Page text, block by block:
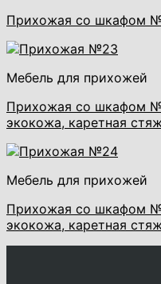
Прихожая со шкафом
Мебель для прихожей
Прихожая со шкафом
экокожа, каретная
Мебель для прихожей
Прихожая со шкафом
экокожа, каретная